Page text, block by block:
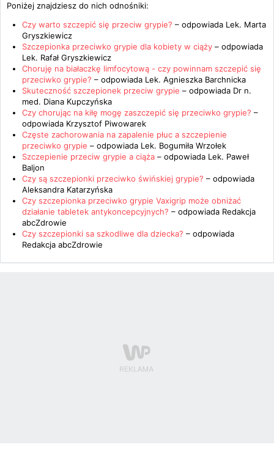
Poniżej znajdziesz do nich odnośniki:
Czy warto szczepić się przeciw grypie? – odpowiada Lek. Marta
Gryszkiewicz
Szczepionka przeciwko grypie dla kobiety w ciąży – odpowiada
Lek. Rafał Gryszkiewicz
Choruję na białaczkę limfocytową - czy powinnam szczepić się
przeciwko grypie? – odpowiada Lek. Agnieszka Barchnicka
Skuteczność szczepionek przeciw grypie – odpowiada Dr n.
med. Diana Kupczyńska
Czy chorując na kiłę mogę zaszczepić się przeciwko grypie? –
odpowiada Krzysztof Piwowarek
Częste zachorowania na zapalenie płuc a szczepienie
przeciwko grypie – odpowiada Lek. Bogumiła Wrzołek
Szczepienie przeciw grypie a ciąża – odpowiada Lek. Paweł
Baljon
Czy są szczepionki przeciwko świńskiej grypie? – odpowiada
Aleksandra Katarzyńska
Czy szczepionka przeciwko grypie Vaxigrip może obniżać
działanie tabletek antykoncepcyjnych? – odpowiada Redakcja
abcZdrowie
Czy szczepionki sa szkodliwe dla dziecka? – odpowiada
Redakcja abcZdrowie